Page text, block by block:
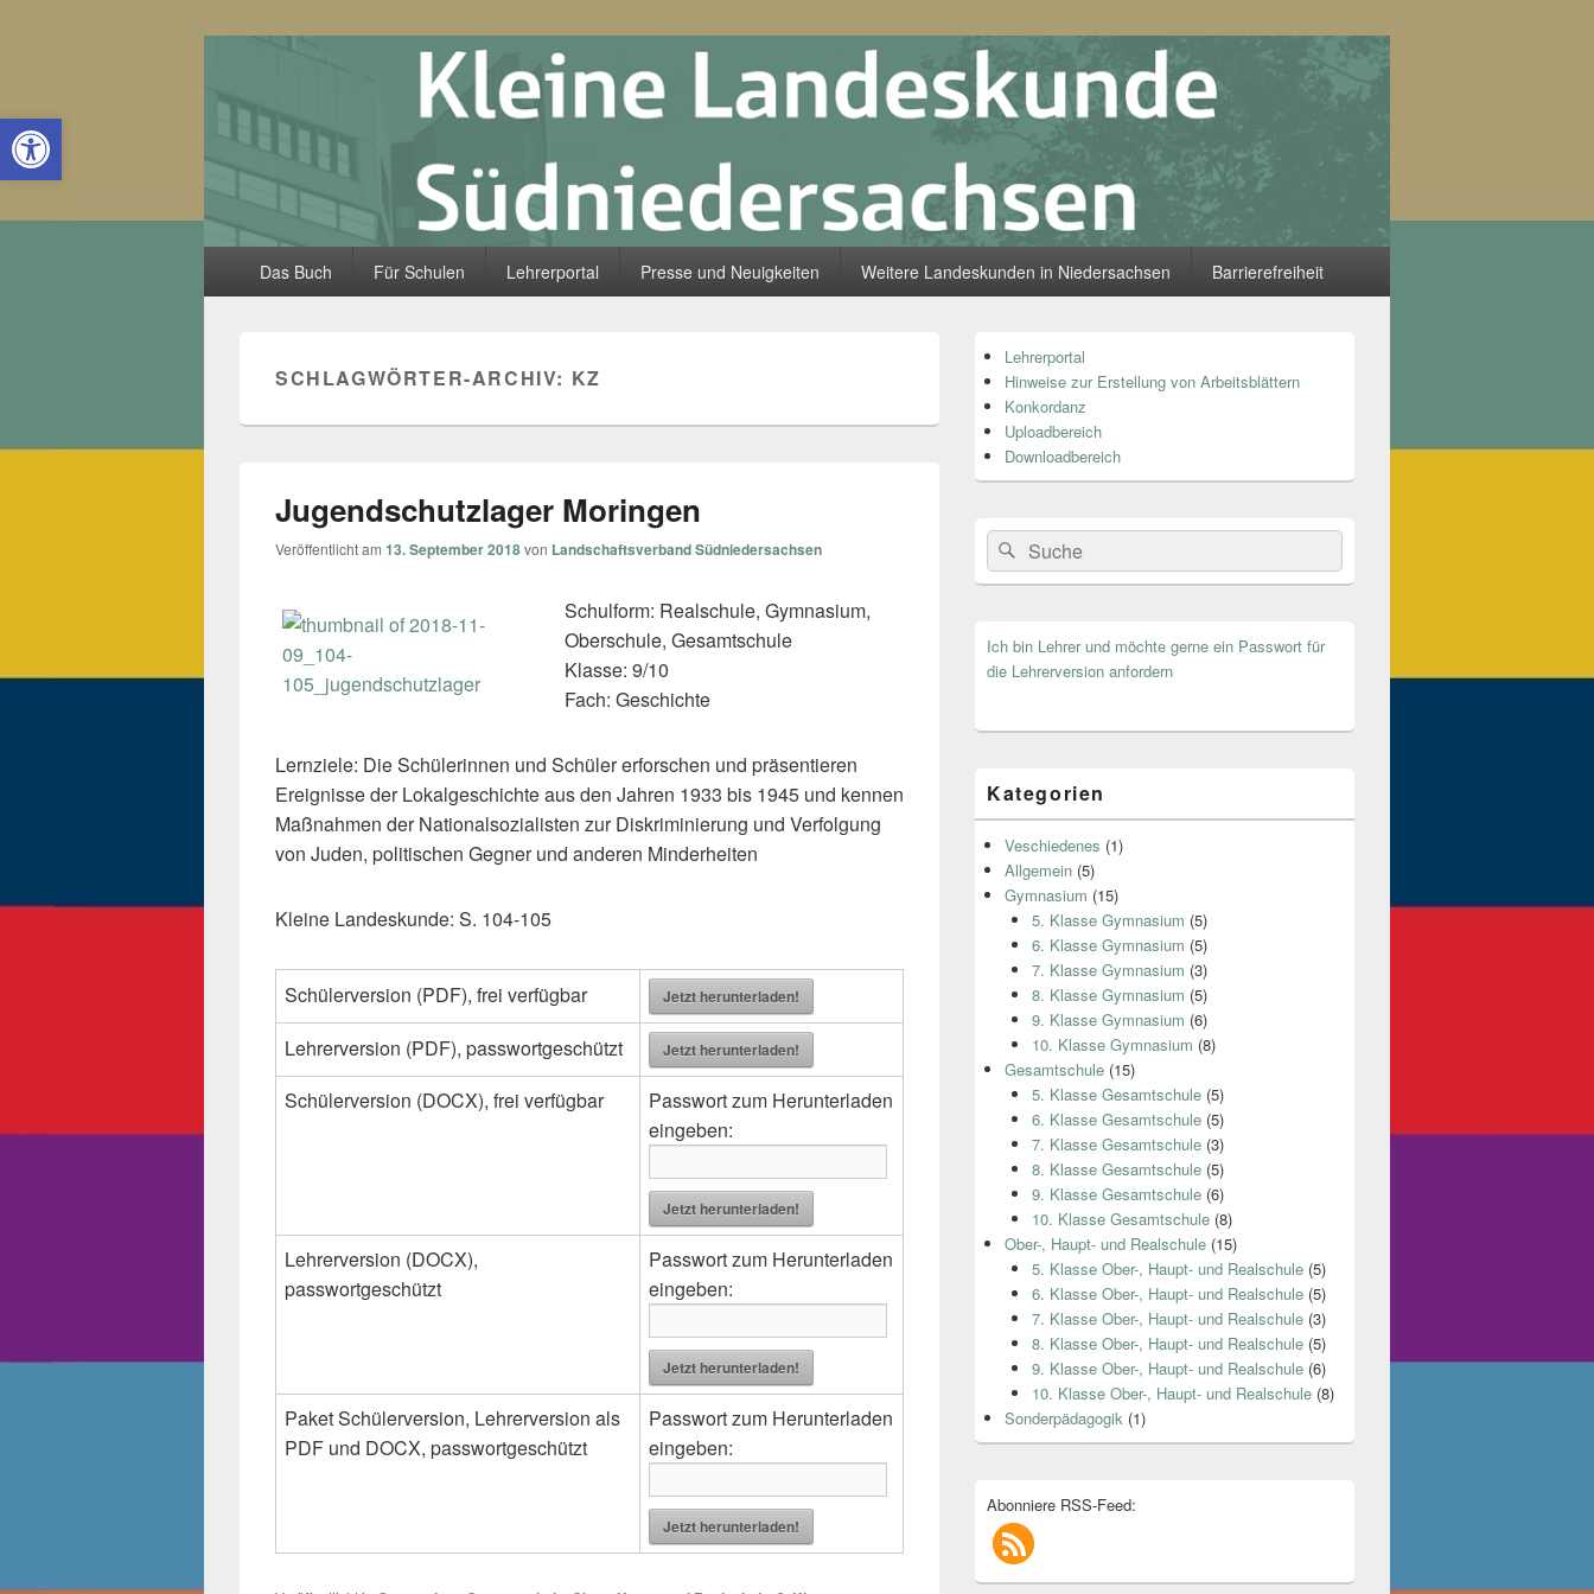
Open toolbar
Kleine Landeskunde Südniedersachsen
Hauptmenü
Das Buch Für Schulen Lehrerportal Presse und Neuigkeiten Weitere Landeskunden in Niedersachsen Barrierefreiheit
SCHLAGWÖRTER-ARCHIV: KZ
Jugendschutzlager Moringen
Veröffentlicht am 13. September 2018von Landschaftsverband Südniedersachsen
Schulform: Realschule, Gymnasium,
Oberschule, Gesamtschule
Klasse: 9/10
Fach: Geschichte
Lernziele: Die Schülerinnen und Schüler erforschen und präsentieren
Ereignisse der Lokalgeschichte aus den Jahren 1933 bis 1945 und kennen
Maßnahmen der Nationalsozialisten zur Diskriminierung und Verfolgung
von Juden, politischen Gegner und anderen Minderheiten
Kleine Landeskunde: S. 104-105
Schülerversion (PDF), frei verfügbar Jetzt herunterladen!
Lehrerversion (PDF), passwortgeschützt Jetzt herunterladen!
Schülerversion (DOCX), frei verfügbar
Passwort zum Herunterladen
eingeben:
Jetzt herunterladen!
Lehrerversion (DOCX),
passwortgeschützt
Passwort zum Herunterladen
eingeben:
Jetzt herunterladen!
Paket Schülerversion, Lehrerversion als
PDF und DOCX, passwortgeschützt
Passwort zum Herunterladen
eingeben:
Jetzt herunterladen!
Seitenleisten
Widget-
Bereich
Lehrerportal
Hinweise zur Erstellung von Arbeitsblättern
Konkordanz
Uploadbereich
Downloadbereich
Search
for:
Suche
Ich bin Lehrer und möchte gerne ein Passwort für
die Lehrerversion anfordern
Kategorien
Veschiedenes (1)
Allgemein (5)
Gymnasium (15)
5. Klasse Gymnasium (5)
6. Klasse Gymnasium (5)
7. Klasse Gymnasium (3)
8. Klasse Gymnasium (5)
9. Klasse Gymnasium (6)
10. Klasse Gymnasium (8)
Gesamtschule (15)
5. Klasse Gesamtschule(5)
6. Klasse Gesamtschule(5)
7. Klasse Gesamtschule(3)
8. Klasse Gesamtschule(5)
9. Klasse Gesamtschule(6)
10. Klasse Gesamtschule(8)
Ober-, Haupt- und Realschule (15)
5. Klasse Ober-, Haupt- und Realschule(5)
6. Klasse Ober-, Haupt- und Realschule(5)
7. Klasse Ober-, Haupt- und Realschule(3)
8. Klasse Ober-, Haupt- und Realschule(5)
9. Klasse Ober-, Haupt- und Realschule(6)
10. Klasse Ober-, Haupt- und Realschule(8)
Sonderpädagogik (1)
Abonniere RSS-Feed: